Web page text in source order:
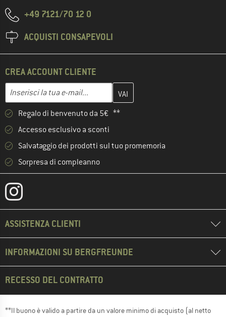
+49 7121/70 12 0
ACQUISTI CONSAPEVOLI
CREA ACCOUNT CLIENTE
Indirizzo e-mail
Inserisci qui il tuo indirizzo e-mail e crea il tuo account cliente
Regalo di benvenuto da 5€ **
Accesso esclusivo a sconti
Salvataggio dei prodotti sul tuo promemoria
Sorpresa di compleanno
ASSISTENZA CLIENTI
INFORMAZIONI SU BERGFREUNDE
RECESSO DEL CONTRATTO
**Il buono è valido a partire da un valore minimo di acquisto (al netto